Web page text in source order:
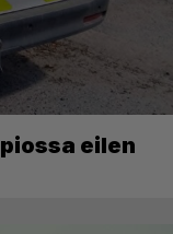
eilen